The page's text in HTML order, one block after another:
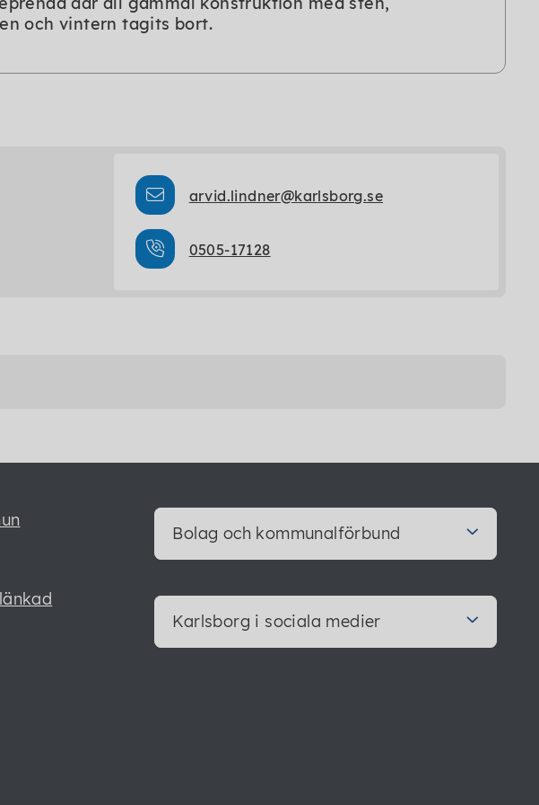
och vintern tagits bort.
arvid.lindner@karlsborg.se
0505-17128
Bolag och kommunalförbund
Karlsborg i sociala medier